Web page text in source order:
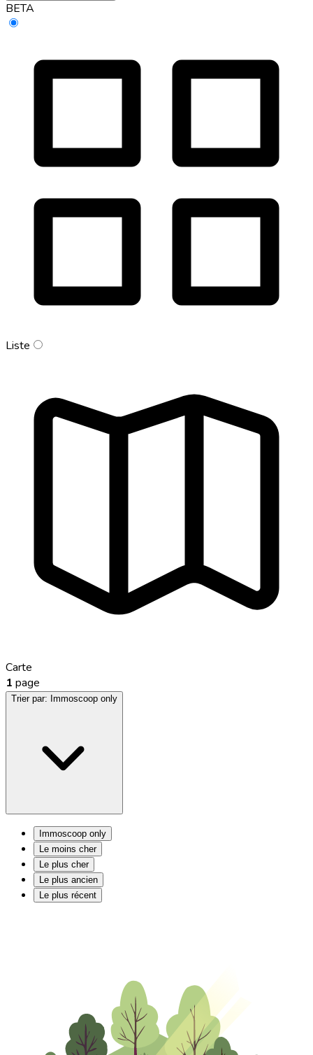
BETA
Liste
Carte
1 page
Trier par: Immoscoop only
Immoscoop only
Le moins cher
Le plus cher
Le plus ancien
Le plus récent